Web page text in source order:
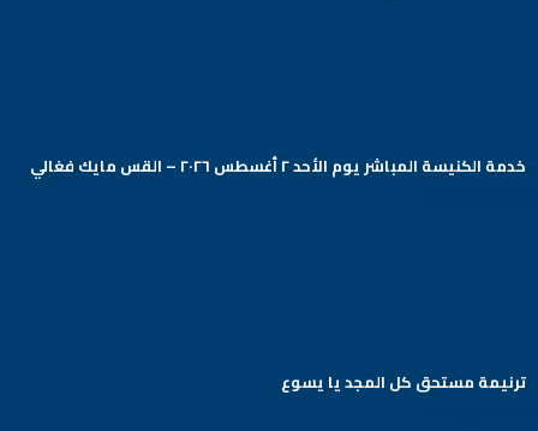
خدمة الكنيسة المباشر يوم الأحد ٢ أغسطس ٢٠٢٦ – القس مايك فغالي
ترنيمة مستحق كل المجد يا يسوع